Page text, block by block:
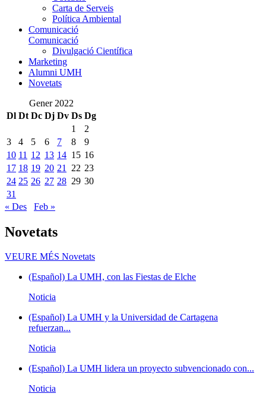
Carta de Serveis
Política Ambiental
Comunicació
Comunicació
Divulgació Científica
Marketing
Alumni UMH
Novetats
Gener 2022
Dl Dt Dc Dj Dv Ds Dg
1
2
3
4 5 6 7 8
9
10 11 12 13 14 15 16
17 18 19 20 21 22 23
24 25 26 27 28 29 30
31
« Des
Feb »
Novetats
VEURE MÉS Novetats
(Español) La UMH, con las Fiestas de Elche
Noticia
(Español) La UMH y la Universidad de Cartagena
refuerzan...
Noticia
(Español) La UMH lidera un proyecto subvencionado con...
Noticia